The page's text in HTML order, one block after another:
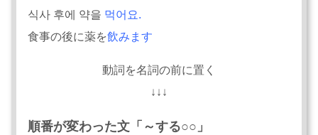
식사 후에 약을 먹어요.
食事の後に薬を飲みます
動詞を名詞の前に置く
↓↓↓
順番が変わった文「～する○○」